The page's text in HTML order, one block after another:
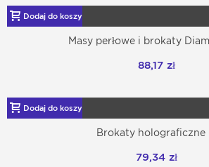
Dodaj do koszyka
Masy perłowe i brokaty
88,17 zł
Dodaj do koszyka
Brokaty holograficzne -
79,34 zł